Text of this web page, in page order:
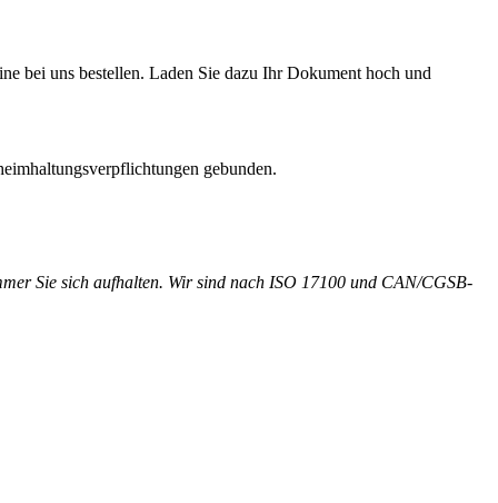
bei uns bestellen. Laden Sie dazu Ihr Dokument hoch und
gebunden.
Sie sich aufhalten. Wir sind nach ISO 17100 und CAN/CGSB-